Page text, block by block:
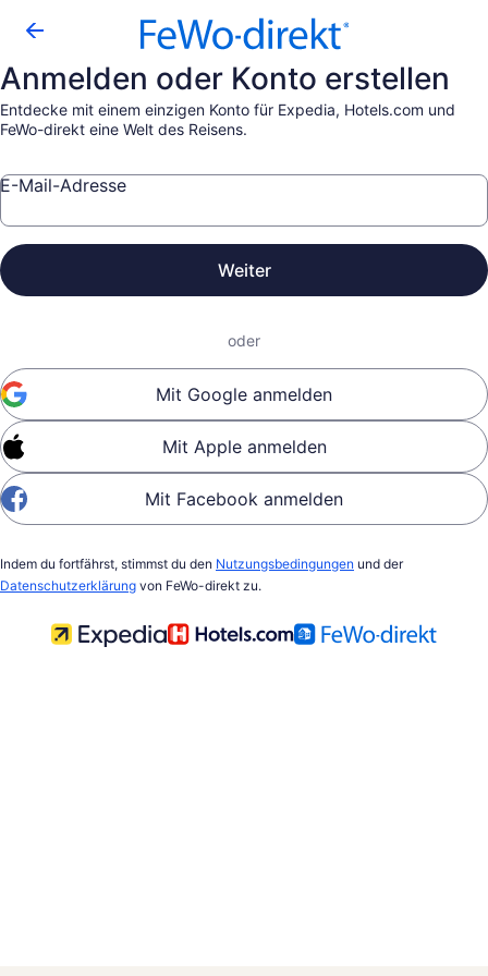
Anmelden oder Konto erstellen
Entdecke mit einem einzigen Konto für Expedia, Hotels.com und
FeWo-direkt eine Welt des Reisens.
E-Mail-Adresse
Weiter
oder
Mit Google anmelden
Mit Apple anmelden
Mit Facebook anmelden
Indem du fortfährst, stimmst du den Nutzungsbedingungen und der
Datenschutzerklärung von FeWo-direkt zu.